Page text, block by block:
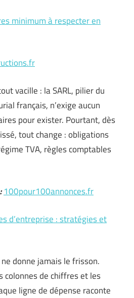
minimum à respecter en
vacille : la SARL, pilier du
français, n’exige aucun
pour exister. Pourtant, dès
tout change : obligations
TVA, règles comptables
100pour100annonces.fr
d’entreprise : stratégies et
donne jamais le frisson.
colonnes de chiffres et les
ligne de dépense raconte